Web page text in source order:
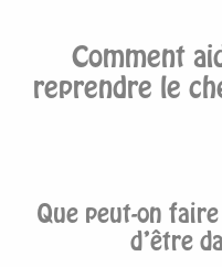
Comment
reprendre le
Que peut-on
d’être